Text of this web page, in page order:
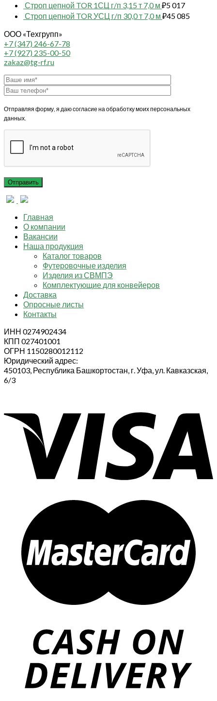
Строп цепной TOR 1СЦ г/п 3,15 т 7,0 м ₽5 017
Строп цепной TOR УСЦ г/п 30,0 т 7,0 м ₽45 085
ООО «Техгрупп»
+7 (347) 246-67-78
+7 (927) 235-00-50
zakaz@tg-rf.ru
Отправляя форму, я даю согласие на обработку моих персональных
данных.
Главная
О компании
Вакансии
Наша продукция
Каталог товаров
Футеровочные изделия
Изделия из СВМПЭ
Комплектующие для конвейеров
Доставка
Опросные листы
Контакты
ИНН 0274902434
КПП 027401001
ОГРН 1150280012112
Юридический адрес:
450103, Республика Башкортостан, г. Уфа, ул. Кавказская,
6/3